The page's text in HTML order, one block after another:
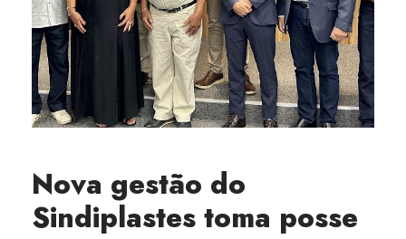
Nova gestão do
Sindiplastes toma posse